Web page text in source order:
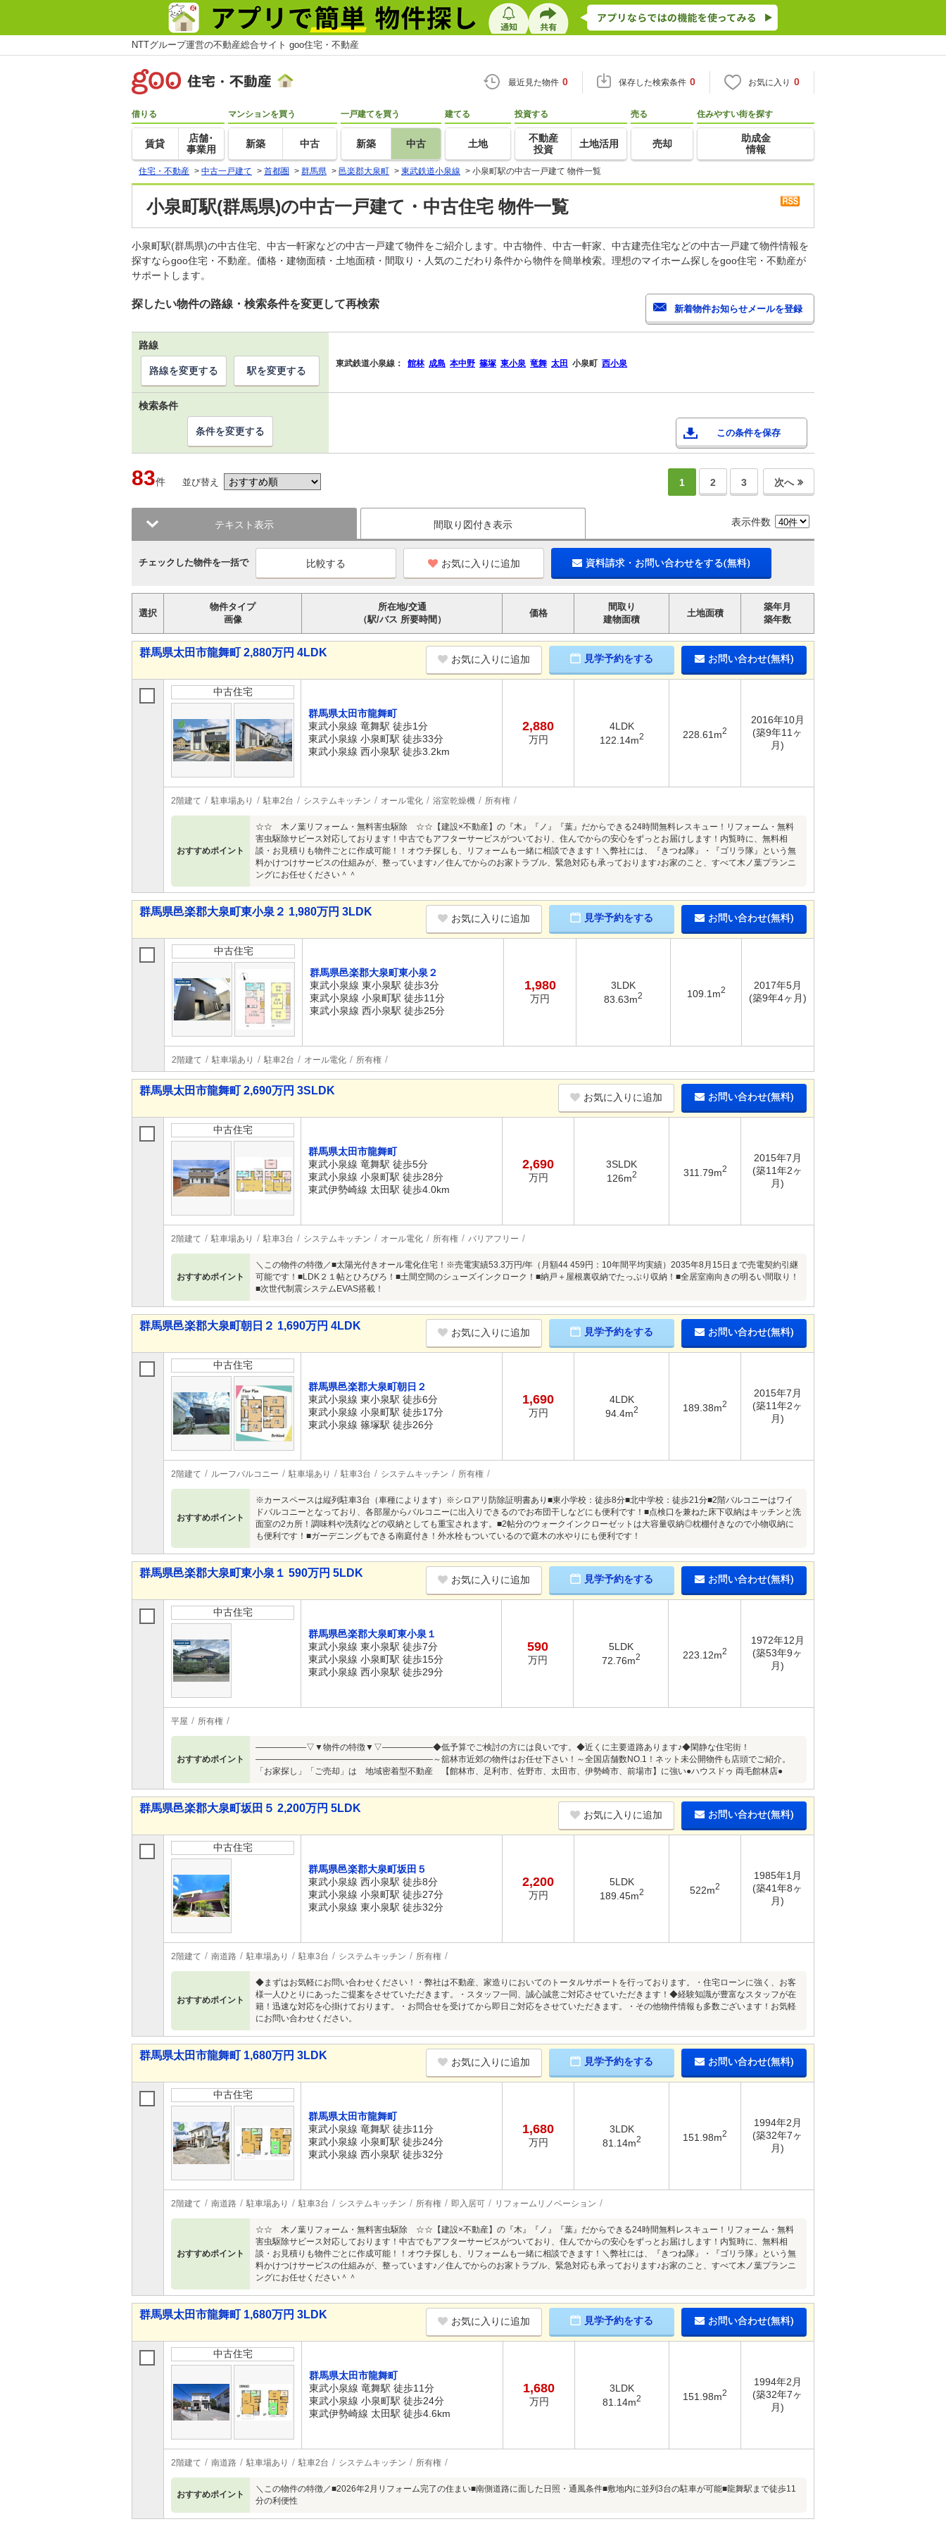
NTTグループ運営の不動産総合サイト goo住宅・不動産
最近見た物件 0 保存した検索条件 0 お気に入り 0
借りる
賃貸
店舗･
事業用
マンションを買う
新築 中古
一戸建てを買う
新築 中古
建てる
土地
投資する
不動産
投資
土地活用
売る
売却
住みやすい街を探す
助成金
情報
住宅・不動産 > 中古一戸建て > 首都圏 > 群馬県 > 邑楽郡大泉町 > 東武鉄道小泉線 > 小泉町駅の中古一戸建て 物件一覧
小泉町駅(群馬県)の中古一戸建て・中古住宅 物件一覧
小泉町駅(群馬県)の中古住宅、中古一軒家などの中古一戸建て物件をご紹介します。中古物件、中古一軒家、中古建売住宅などの中古一戸建て物件情報を
探すならgoo住宅・不動産。価格・建物面積・土地面積・間取り・人気のこだわり条件から物件を簡単検索。理想のマイホーム探しをgoo住宅・不動産が
サポートします。
探したい物件の路線・検索条件を変更して再検索
路線
東武鉄道小泉線： 館林 成島 本中野 篠塚 東小泉 竜舞 太田 小泉町 西小泉
路線を変更する 駅を変更する
検索条件
この条件を保存
条件を変更する
83件 並び替え 1 2 3 次へ
テキスト表示 間取り図付き表示 表示件数
チェックした物件を一括で お気に入りに追加 資料請求・お問い合わせをする(無料)
選択
物件タイプ
画像
所在地/交通
（駅/バス 所要時間）
価格
間取り
建物面積
土地面積
築年月
築年数
群馬県太田市龍舞町 2,880万円 4LDK
お気に入りに追加 見学予約をする お問い合わせ(無料)
中古住宅
群馬県太田市龍舞町
東武小泉線 竜舞駅 徒歩1分
東武小泉線 小泉町駅 徒歩33分
東武小泉線 西小泉駅 徒歩3.2km
2,880
万円
4LDK
122.14m2 228.61m2
2016年10月
(築9年11ヶ
月)
2階建て 駐車場あり 駐車2台 システムキッチン オール電化 浴室乾燥機 所有権
おすすめポイント
☆☆ 木ノ葉リフォーム・無料害虫駆除 ☆☆【建設×不動産】の『木』『ノ』『葉』だからできる24時間無料レスキュー！リフォーム・無料
害虫駆除サビース対応しております！中古でもアフターサービスがついており、住んでからの安心をずっとお届けします！内覧時に、無料相
談・お見積りも物件ごとに作成可能！！オウチ探しも、リフォームも一緒に相談できます！＼弊社には、『きつね隊』・『ゴリラ隊』という無
料かけつけサービスの仕組みが、整っています♪／住んでからのお家トラブル、緊急対応も承っております♪お家のこと、すべて木ノ葉プランニ
ングにお任せください＾＾
群馬県邑楽郡大泉町東小泉２ 1,980万円 3LDK
お気に入りに追加 見学予約をする お問い合わせ(無料)
中古住宅
群馬県邑楽郡大泉町東小泉２
東武小泉線 東小泉駅 徒歩3分
東武小泉線 小泉町駅 徒歩11分
東武小泉線 西小泉駅 徒歩25分
1,980
万円
3LDK
83.63m2 109.1m2
2017年5月
(築9年4ヶ月)
2階建て 駐車場あり 駐車2台 オール電化 所有権
群馬県太田市龍舞町 2,690万円 3SLDK
お気に入りに追加 お問い合わせ(無料)
中古住宅
群馬県太田市龍舞町
東武小泉線 竜舞駅 徒歩5分
東武小泉線 小泉町駅 徒歩28分
東武伊勢崎線 太田駅 徒歩4.0km
2,690
万円
3SLDK
126m2 311.79m2
2015年7月
(築11年2ヶ
月)
2階建て 駐車場あり 駐車3台 システムキッチン オール電化 所有権 バリアフリー
おすすめポイント
＼この物件の特徴／■太陽光付きオール電化住宅！※売電実績53.3万円/年（月額44 459円：10年間平均実績）2035年8月15日まで売電契約引継
可能です！■LDK２１帖とひろびろ！■土間空間のシューズインクローク！■納戸＋屋根裏収納でたっぷり収納！■全居室南向きの明るい間取り！
■次世代制震システムEVAS搭載！
群馬県邑楽郡大泉町朝日２ 1,690万円 4LDK
お気に入りに追加 見学予約をする お問い合わせ(無料)
中古住宅
群馬県邑楽郡大泉町朝日２
東武小泉線 東小泉駅 徒歩6分
東武小泉線 小泉町駅 徒歩17分
東武小泉線 篠塚駅 徒歩26分
1,690
万円
4LDK
94.4m2 189.38m2
2015年7月
(築11年2ヶ
月)
2階建て ルーフバルコニー 駐車場あり 駐車3台 システムキッチン 所有権
おすすめポイント
※カースペースは縦列駐車3台（車種によります）※シロアリ防除証明書あり■東小学校：徒歩8分■北中学校：徒歩21分■2階バルコニーはワイ
ドバルコニーとなっており、各部屋からバルコニーに出入りできるのでお布団干しなどにも便利です！■点検口を兼ねた床下収納はキッチンと洗
面室の2カ所！調味料や洗剤などの収納としても重宝されます。■2帖分のウォークインクローゼットは大容量収納◎枕棚付きなので小物収納に
も便利です！■ガーデニングもできる南庭付き！外水栓もついているので庭木の水やりにも便利です！
群馬県邑楽郡大泉町東小泉１ 590万円 5LDK
お気に入りに追加 見学予約をする お問い合わせ(無料)
中古住宅
群馬県邑楽郡大泉町東小泉１
東武小泉線 東小泉駅 徒歩7分
東武小泉線 小泉町駅 徒歩15分
東武小泉線 西小泉駅 徒歩29分
590
万円
5LDK
72.76m2 223.12m2
1972年12月
(築53年9ヶ
月)
平屋 所有権
おすすめポイント
――――――▽▼物件の特徴▼▽――――――◆低予算でご検討の方には良いです。◆近くに主要道路あります♪◆閑静な住宅街！
―――――――――――――――――――――～舘林市近郊の物件はお任せ下さい！～全国店舗数NO.1！ネット未公開物件も店頭でご紹介。
「お家探し」「ご売却」は 地域密着型不動産 【館林市、足利市、佐野市、太田市、伊勢崎市、前場市】に強い●ハウスドゥ 両毛館林店●
群馬県邑楽郡大泉町坂田５ 2,200万円 5LDK
お気に入りに追加 お問い合わせ(無料)
中古住宅
群馬県邑楽郡大泉町坂田５
東武小泉線 西小泉駅 徒歩8分
東武小泉線 小泉町駅 徒歩27分
東武小泉線 東小泉駅 徒歩32分
2,200
万円
5LDK
189.45m2 522m2
1985年1月
(築41年8ヶ
月)
2階建て 南道路 駐車場あり 駐車3台 システムキッチン 所有権
おすすめポイント
◆まずはお気軽にお問い合わせください！・弊社は不動産、家造りにおいてのトータルサポートを行っております。・住宅ローンに強く、お客
様一人ひとりにあったご提案をさせていただきます。・スタッフ一同、誠心誠意ご対応させていただきます！◆経験知識が豊富なスタッフが在
籍！迅速な対応を心掛けております。・お問合せを受けてから即日ご対応をさせていただきます。・その他物件情報も多数ございます！お気軽
にお問い合わせください。
群馬県太田市龍舞町 1,680万円 3LDK
お気に入りに追加 見学予約をする お問い合わせ(無料)
中古住宅
群馬県太田市龍舞町
東武小泉線 竜舞駅 徒歩11分
東武小泉線 小泉町駅 徒歩24分
東武小泉線 西小泉駅 徒歩32分
1,680
万円
3LDK
81.14m2 151.98m2
1994年2月
(築32年7ヶ
月)
2階建て 南道路 駐車場あり 駐車3台 システムキッチン 所有権 即入居可 リフォームリノベーション
おすすめポイント
☆☆ 木ノ葉リフォーム・無料害虫駆除 ☆☆【建設×不動産】の『木』『ノ』『葉』だからできる24時間無料レスキュー！リフォーム・無料
害虫駆除サビース対応しております！中古でもアフターサービスがついており、住んでからの安心をずっとお届けします！内覧時に、無料相
談・お見積りも物件ごとに作成可能！！オウチ探しも、リフォームも一緒に相談できます！＼弊社には、『きつね隊』・『ゴリラ隊』という無
料かけつけサービスの仕組みが、整っています♪／住んでからのお家トラブル、緊急対応も承っております♪お家のこと、すべて木ノ葉プランニ
ングにお任せください＾＾
群馬県太田市龍舞町 1,680万円 3LDK
お気に入りに追加 見学予約をする お問い合わせ(無料)
中古住宅
群馬県太田市龍舞町
東武小泉線 竜舞駅 徒歩11分
東武小泉線 小泉町駅 徒歩24分
東武伊勢崎線 太田駅 徒歩4.6km
1,680
万円
3LDK
81.14m2 151.98m2
1994年2月
(築32年7ヶ
月)
2階建て 南道路 駐車場あり 駐車2台 システムキッチン 所有権
おすすめポイント
＼この物件の特徴／■2026年2月リフォーム完了の住まい■南側道路に面した日照・通風条件■敷地内に並列3台の駐車が可能■龍舞駅まで徒歩11
分の利便性